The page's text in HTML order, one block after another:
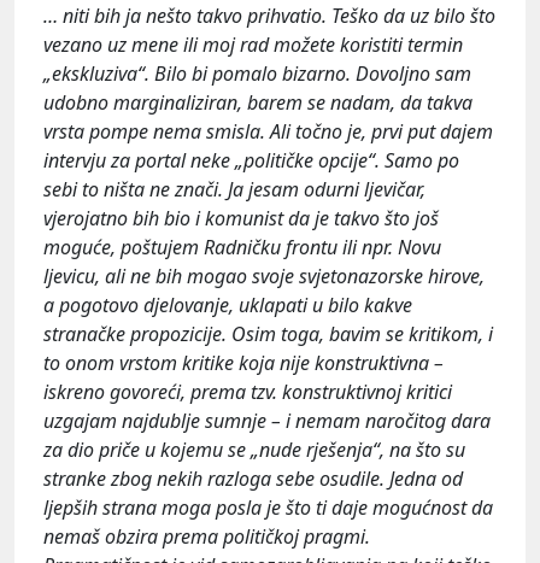
… niti bih ja nešto takvo prihvatio. Teško da uz bilo što
vezano uz mene ili moj rad možete koristiti termin
„ekskluziva“. Bilo bi pomalo bizarno. Dovoljno sam
udobno marginaliziran, barem se nadam, da takva
vrsta pompe nema smisla. Ali točno je, prvi put dajem
intervju za portal neke „političke opcije“. Samo po
sebi to ništa ne znači. Ja jesam odurni ljevičar,
vjerojatno bih bio i komunist da je takvo što još
moguće, poštujem Radničku frontu ili npr. Novu
ljevicu, ali ne bih mogao svoje svjetonazorske hirove,
a pogotovo djelovanje, uklapati u bilo kakve
stranačke propozicije. Osim toga, bavim se kritikom, i
to onom vrstom kritike koja nije konstruktivna –
iskreno govoreći, prema tzv. konstruktivnoj kritici
uzgajam najdublje sumnje – i nemam naročitog dara
za dio priče u kojemu se „nude rješenja“, na što su
stranke zbog nekih razloga sebe osudile. Jedna od
ljepših strana moga posla je što ti daje mogućnost da
nemaš obzira prema političkoj pragmi.